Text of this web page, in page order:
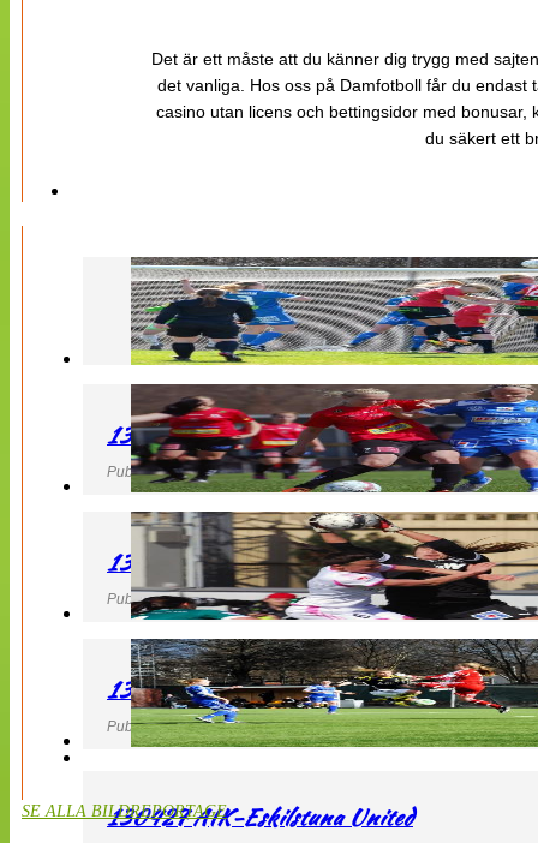
Det är ett måste att du känner dig trygg med
det vanliga. Hos oss på Damfotboll får du
casino utan licens och bettingsidor med
du säkert ett
130427 LB 07 – QBIK
Publicerad 27 April 2013, 22:40
130427 IF Limhamn Bunkeflo – QBIK
Publicerad 27 April 2013, 21:10
130427 LdB FC Malmö – Mallbackens IF
Publicerad 27 April 2013, 20:54
130427 AIK-Eskilstuna United
SE ALLA BILDREPORTAGE